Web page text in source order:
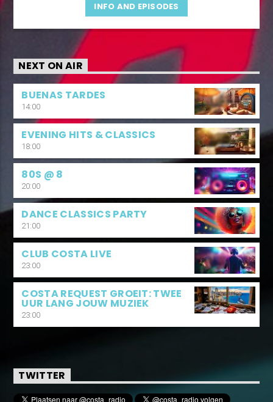
INFO AND EPISODES
NEXT ON AIR
BUENAS TARDES
14:00
EVENING HITS & CLASSICS
18:00
80S @ 8
20:00
DANCE CLASSICS PARTY
21:00
CLUB COSTA LIVE
23:00
COSTA REQUEST GROEIT: TWEE
UUR LANG JOUW MUZIEK
23:00
TWITTER